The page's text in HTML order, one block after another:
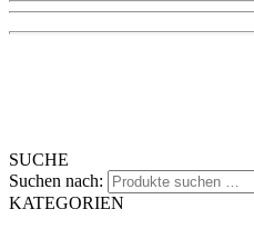
SUCHE
Suchen nach:
KATEGORIEN